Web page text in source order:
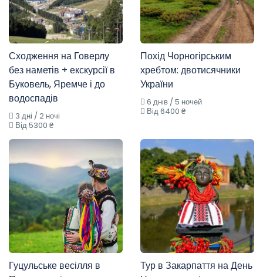
Сходження на Говерлу
без наметів + екскурсії в
Буковель, Яремче і до
водоспадів
3 дні / 2 ночі
Від 5300 ₴
Похід Чорногірським
хребтом: двотисячники
України
6 днів / 5 ночей
Від 6400 ₴
Гуцульське весілля в
Тур в Закарпаття на День